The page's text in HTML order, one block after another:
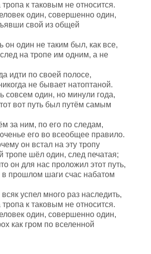
тропа к таковым не относится.
один, совершенно один,
свой из общей
он один не таким был, как все,
на тропе им одним, а не
идти по своей полосе,
не бывает натоптаной.
совсем один, но минули года,
вот путь был путём самым
за ним, по его по следам,
его во всеобщее правило.
он встал на эту тропу
тропе шёл один, след печатая;
он для нас проложил этот путь,
прошлом шаги счас набатом
всяк успел много раз наследить,
тропа к таковым не относится.
один, совершенно один,
как гром по вселенной